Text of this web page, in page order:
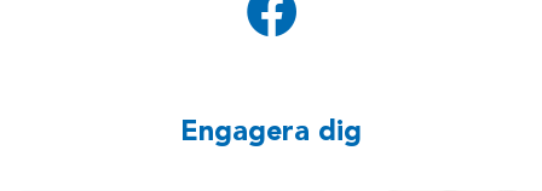
Engagera dig